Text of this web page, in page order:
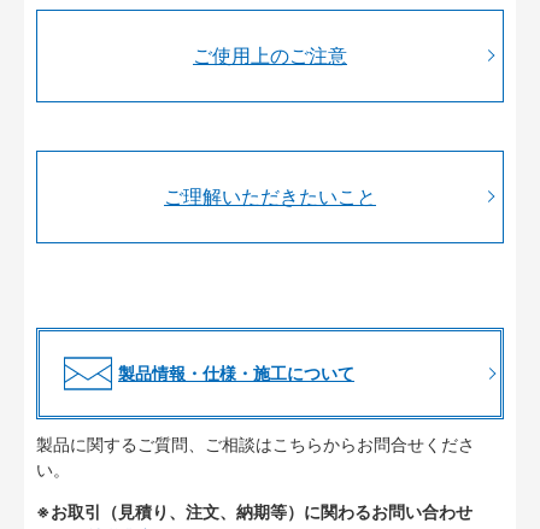
ご使用上のご注意
ご理解いただきたいこと
製品情報・仕様・施工について
製品に関するご質問、ご相談はこちらからお問合せくださ
い。
※お取引（見積り、注文、納期等）に関わるお問い合わせ